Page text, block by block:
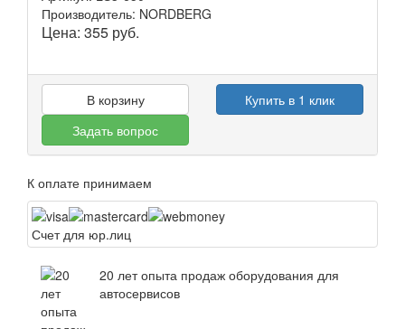
Производитель: NORDBERG
Цена: 355 руб.
В корзину
Купить в 1 клик
Задать вопрос
К оплате принимаем
Счет для юр.лиц
20 лет опыта продаж оборудования для
автосервисов